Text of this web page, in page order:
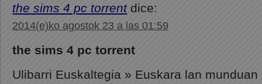
the sims 4 pc torrent dice:
2014(e)ko agostok 23 a las 01:59
the sims 4 pc torrent
Ulibarri Euskaltegia » Euskara lan munduan